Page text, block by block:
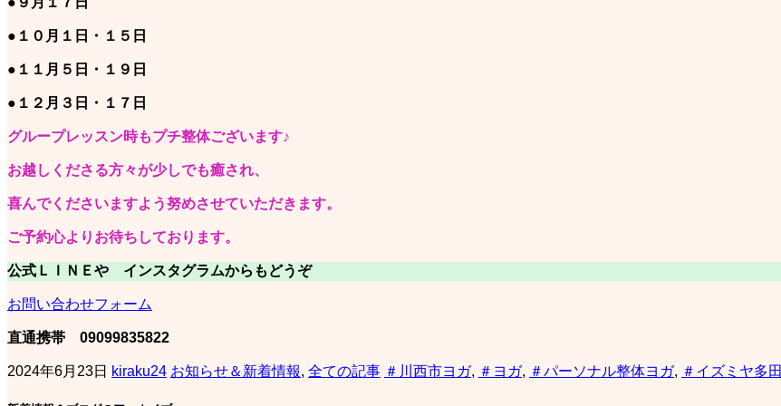
● １０月１日・１５日
● １１月５日・１９日
● １２月３日・１７日
グループレッスン時もプチ整体ございます♪
お越しくださる方々が少しでも癒され、
喜んでくださいますよう努めさせていただきます。
ご予約心よりお待ちしております。
公式ＬＩＮＥや インスタグラムからもどうぞ
お問い合わせフォーム
直通携帯 09099835822
2024年6月23日 kiraku24 お知らせ＆新着情報, 全ての記事 ＃川西市ヨガ, ＃ヨガ, ＃パーソナル整体ヨガ, ＃イズミヤ多田